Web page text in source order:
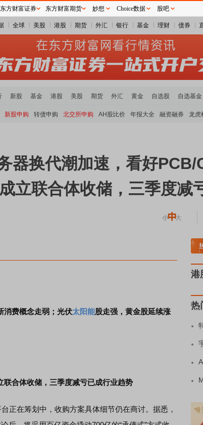
全球 美股 港股 期货 外汇 银行 基金 理财 债券
新股 基金 港股 美股 期货 外汇 黄金 自选股 自选基金
新股申购 转债申购 北交所申购 AH股比价 年报大全 融资融券 龙虎
器换代潮加速，看好
立联合体收储，三季度减
消费概念走弱；光伏太阳能股走强，黄金股延续涨
合体收储，三季度减亏已成行业趋势
在筹划中，收购方案具体细节仍在商讨。据悉，
机
港
热
东方财富证券 东方财富期货 妙想 Choice数据 股吧